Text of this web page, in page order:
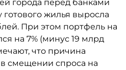
города перед банками
готового жилья выросла
При этом портфель на
на 7% (минус 19 млрд
что причина
в смещении спроса на